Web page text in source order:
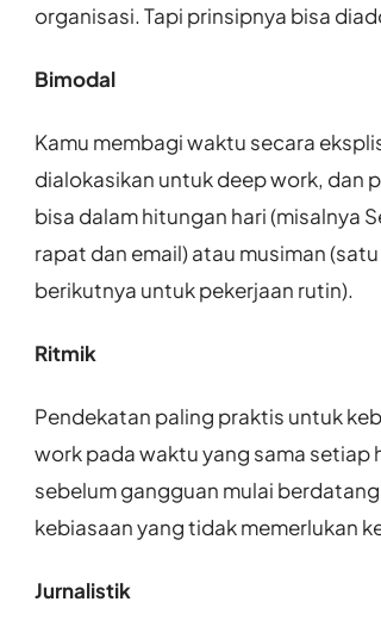
organisasi. Tapi prinsipnya bisa
Bimodal
Kamu membagi waktu secara
dialokasikan untuk deep work, dan
bisa dalam hitungan hari (misalnya
rapat dan email) atau musiman
berikutnya untuk pekerjaan rutin).
Ritmik
Pendekatan paling praktis untuk
work pada waktu yang sama setiap
sebelum gangguan mulai
kebiasaan yang tidak memerlukan
Jurnalistik